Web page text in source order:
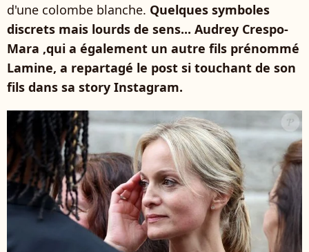
d'une colombe blanche. Quelques symboles
discrets mais lourds de sens... Audrey Crespo-
Mara ,qui a également un autre fils prénommé
Lamine, a repartagé le post si touchant de son
fils dans sa story Instagram.